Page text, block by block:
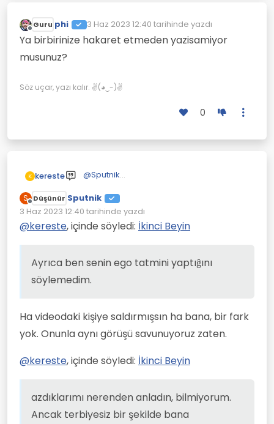
Çevrimdışı
Guru phi 3 Haz 2023 12:40 tarihinde yazdı
Son düzenleyen:
Ya birbirinize hakaret etmeden yazisamiyor
musunuz?
Söz uçar, yazı kalır. ✌(◕‿-)✌
0
K kereste @Sputnik
zorunda da deĝilim; mevzu hakkında
bildiklerimi yazdım.
Ayrıca ben senin ego tatmini yaptıĝını
söylemedim.
Dedim ki: Orada boy gösterenler,
çoĝunlukla ego tatmini yapar. Yani oraya
de suçlamadım.
Yazdıklarımı nerenden anladın,
bilmiyorum. Ancak terbiyesiz bir şekilde
S
Çevrimdışı
Düşünür Sputnik
3 Haz 2023 12:40 tarihinde yazdı
Son düzenleyen:
@kereste, içinde söyledi: İkinci Beyin
Ayrıca ben senin ego tatmini yaptıĝını
söylemedim.
Ha videodaki kişiye saldırmışsın ha bana, bir fark
yok. Onunla aynı görüşü savunuyoruz zaten.
@kereste, içinde söyledi: İkinci Beyin
azdıklarımı nerenden anladın, bilmiyorum.
Ancak terbiyesiz bir şekilde bana